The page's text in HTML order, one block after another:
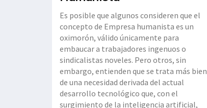
Es posible que algunos consideren que el
concepto de Empresa humanista es un
oximorón, válido únicamente para
embaucar a trabajadores ingenuos o
sindicalistas noveles. Pero otros, sin
embargo, entienden que se trata más bien
de una necesidad derivada del actual
desarrollo tecnológico que, con el
surgimiento de la inteligencia artificial,